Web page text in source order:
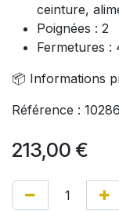
ceinture,
Poignées : 2
Fermetures :
📦 Informations
Référence :
213,00 €